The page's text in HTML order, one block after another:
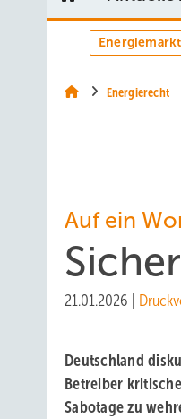
Energiemarkt
Energierecht
Auf ein
21.01.2026
Deutschland
Betreiber
Sabotage zu